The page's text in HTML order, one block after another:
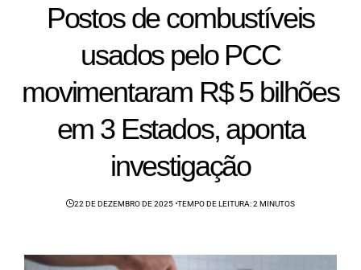
Postos de combustíveis
usados pelo PCC
movimentaram R$ 5 bilhões
em 3 Estados, aponta
investigação
22 DE DEZEMBRO DE 2025 TEMPO DE LEITURA: 2 MINUTOS